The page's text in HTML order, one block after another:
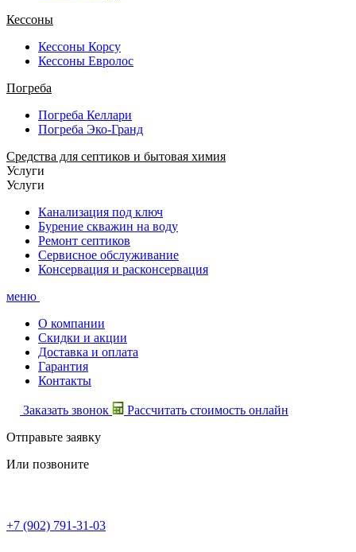
Кессоны
Кессоны Корсу
Кессоны Евролос
Погреба
Погреба Келлари
Погреба Эко-Гранд
Средства для септиков и бытовая химия
Услуги
Услуги
Канализация под ключ
Бурение скважин на воду
Ремонт септиков
Сервисное обслуживание
Консервация и расконсервация
меню
О компании
Скидки и акции
Доставка и оплата
Гарантия
Контакты
Заказать звонок
Рассчитать стоимость онлайн
Отправьте заявку
Или позвоните
+7 (902) 791-31-03